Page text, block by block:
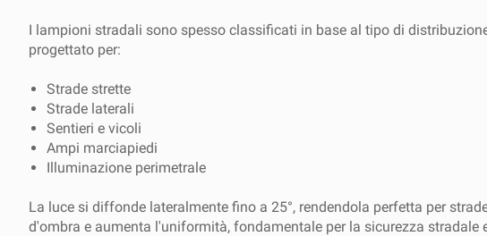
I lampioni stradali sono spesso classificati in base al tipo di
progettato per:
Strade strette
Strade laterali
Sentieri e vicoli
Ampi marciapiedi
Illuminazione perimetrale
La luce si diffonde lateralmente fino a 25°, rendendola perfetta per
d'ombra e aumenta l'uniformità, fondamentale per la sicurezza stradale